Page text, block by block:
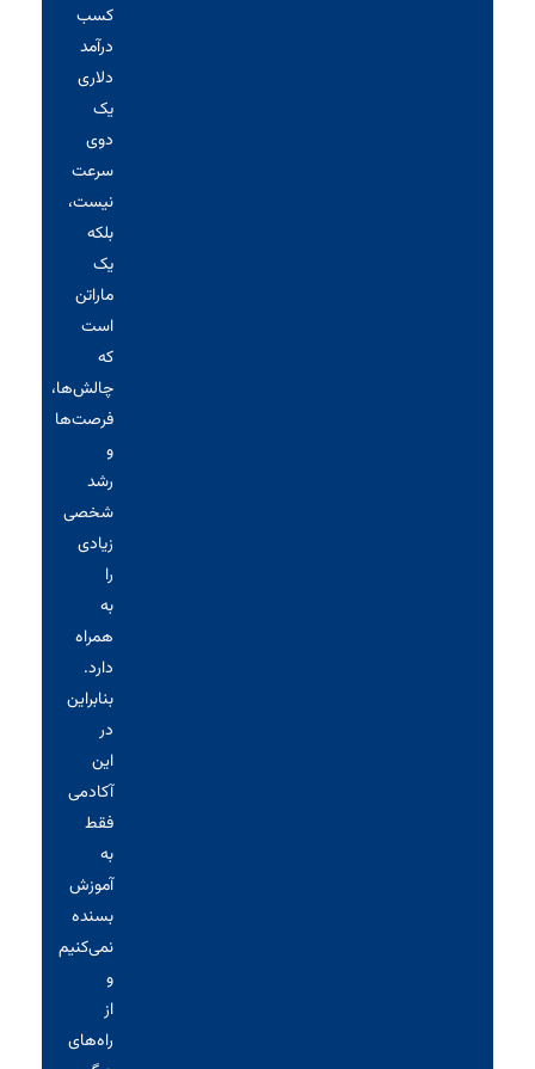
کسب
درآمد
دلاری
یک
دوی
سرعت
نیست،
بلکه
یک
ماراتن
است
که
چالش‌ها،
فرصت‌ها
و
رشد
شخصی
زیادی
را
به
همراه
دارد.
بنابراین
در
این
آکادمی
فقط
به
آموزش
بسنده
نمی‌کنیم
و
از
راه‌های